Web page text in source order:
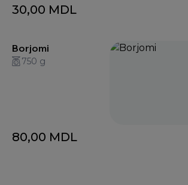
30,00 MDL
Borjomi
750 g
80,00 MDL